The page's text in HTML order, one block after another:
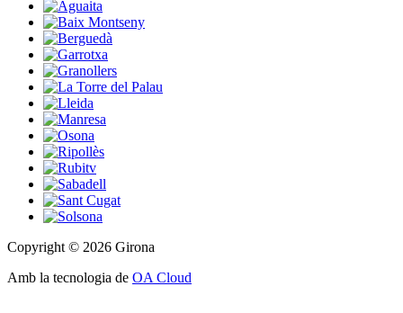
Copyright © 2026 Girona
Amb la tecnologia de OA Cloud